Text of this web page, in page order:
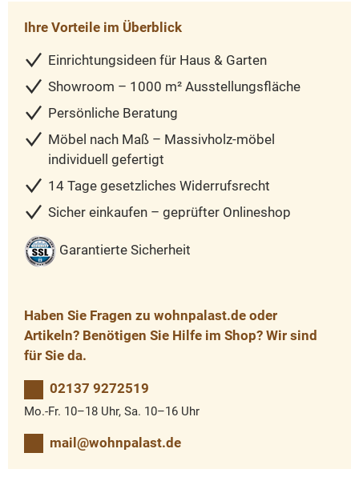
Ihre Vorteile im Überblick
Einrichtungsideen für Haus & Garten
Showroom – 1000 m² Ausstellungsfläche
Persönliche Beratung
Möbel nach Maß – Massivholz-möbel
individuell gefertigt
14 Tage gesetzliches Widerrufsrecht
Sicher einkaufen – geprüfter Onlineshop
Garantierte Sicherheit
Haben Sie Fragen zu wohnpalast.de oder
Artikeln? Benötigen Sie Hilfe im Shop? Wir sind
für Sie da.
02137 9272519
Mo.-Fr. 10–18 Uhr, Sa. 10–16 Uhr
mail@wohnpalast.de